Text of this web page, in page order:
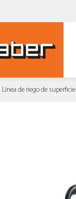
Línea de riego de superficie